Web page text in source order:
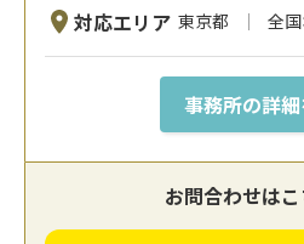
対応エリア 東京都 全
事務所の詳
お問合わせは